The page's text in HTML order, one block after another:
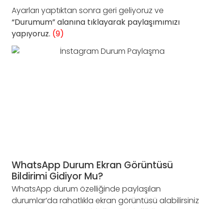
Ayarları yaptıktan sonra geri geliyoruz ve
“Durumum” alanına tıklayarak paylaşımımızı
yapıyoruz. (9)
WhatsApp Durum Ekran Görüntüsü
Bildirimi Gidiyor Mu?
WhatsApp durum özelliğinde paylaşılan
durumlar’da rahatlıkla ekran görüntüsü alabilirsiniz